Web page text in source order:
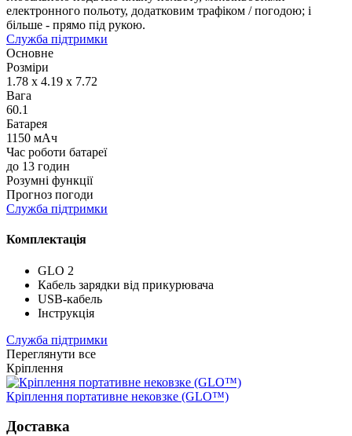
електронного польоту, додатковим трафіком / погодою; і
більше - прямо під рукою.
Служба підтримки
Основне
Розміри
1.78 x 4.19 x 7.72
Вага
60.1
Батарея
1150 мАч
Час роботи батареї
до 13 годин
Розумні функції
Прогноз погоди
Служба підтримки
Комплектація
GLO 2
Кабель зарядки від прикурювача
USB-кабель
Інструкція
Служба підтримки
Переглянути все
Кріплення
Кріплення портативне нековзке (GLO™)
Доставка